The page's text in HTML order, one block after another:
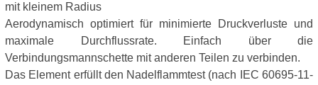
mit kleinem Radius
Aerodynamisch optimiert für minimierte Druckverluste und
maximale Durchflussrate. Einfach über die
Verbindungsmannschette mit anderen Teilen zu verbinden.
Das Element erfüllt den Nadelflammtest (nach IEC 60695-11-